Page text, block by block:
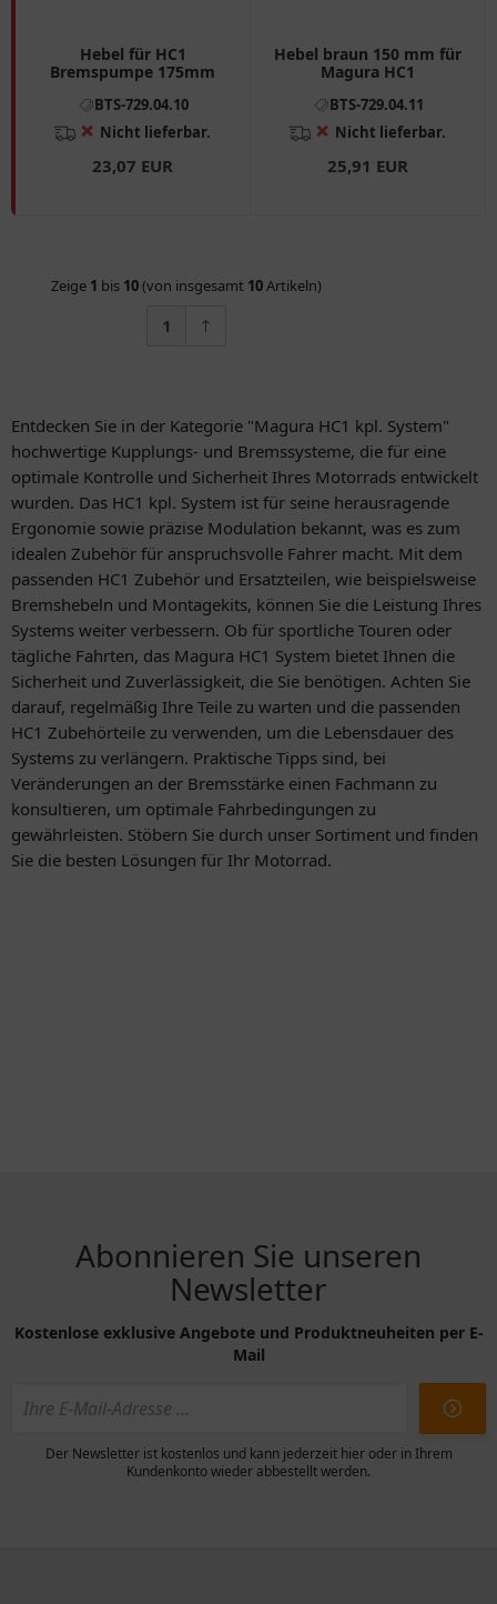
Hebel für HC1
Bremspumpe 175mm
BTS-729.04.10
❌ Nicht lieferbar.
23,07 EUR
Hebel braun 150 mm für
Magura HC1
BTS-729.04.11
❌ Nicht lieferbar.
25,91 EUR
Zeige 1 bis 10(von insgesamt 10Artikeln)
1
Entdecken Sie in der Kategorie "Magura HC1 kpl. System"
hochwertige Kupplungs- und Bremssysteme, die für eine
optimale Kontrolle und Sicherheit Ihres Motorrads entwickelt
wurden. Das HC1 kpl. System ist für seine herausragende
Ergonomie sowie präzise Modulation bekannt, was es zum
idealen Zubehör für anspruchsvolle Fahrer macht. Mit dem
passenden HC1 Zubehör und Ersatzteilen, wie beispielsweise
Bremshebeln und Montagekits, können Sie die Leistung Ihres
Systems weiter verbessern. Ob für sportliche Touren oder
tägliche Fahrten, das Magura HC1 System bietet Ihnen die
Sicherheit und Zuverlässigkeit, die Sie benötigen. Achten Sie
darauf, regelmäßig Ihre Teile zu warten und die passenden
HC1 Zubehörteile zu verwenden, um die Lebensdauer des
Systems zu verlängern. Praktische Tipps sind, bei
Veränderungen an der Bremsstärke einen Fachmann zu
konsultieren, um optimale Fahrbedingungen zu
gewährleisten. Stöbern Sie durch unser Sortiment und finden
Sie die besten Lösungen für Ihr Motorrad.
Abonnieren Sie unseren
Newsletter
Kostenlose exklusive Angebote und Produktneuheiten per E-
Mail
Der Newsletter ist kostenlos und kann jederzeit hier oder in Ihrem
Kundenkonto wieder abbestellt werden.